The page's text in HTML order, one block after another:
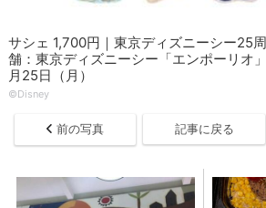
サシェ 1,700円｜東京ディズニーシー25
舗：東京ディズニーシー「エンポーリオ
月25日（月）
©Disney
前の写真 記事に戻る